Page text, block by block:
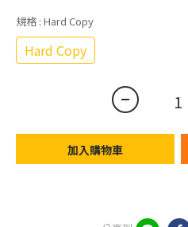
規格 : Hard Copy
Hard Copy
加入購物車